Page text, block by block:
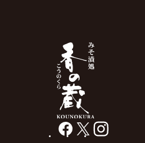
facebook
X instagram